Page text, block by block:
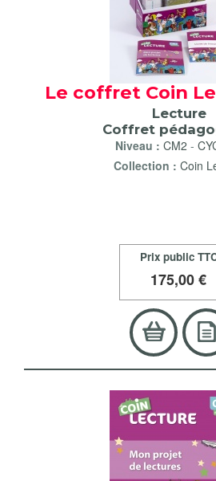
Le coffret Coin
Lecture
Coffret
Niveau : CM2 -
Collection : Coin
Prix public
175,00 €